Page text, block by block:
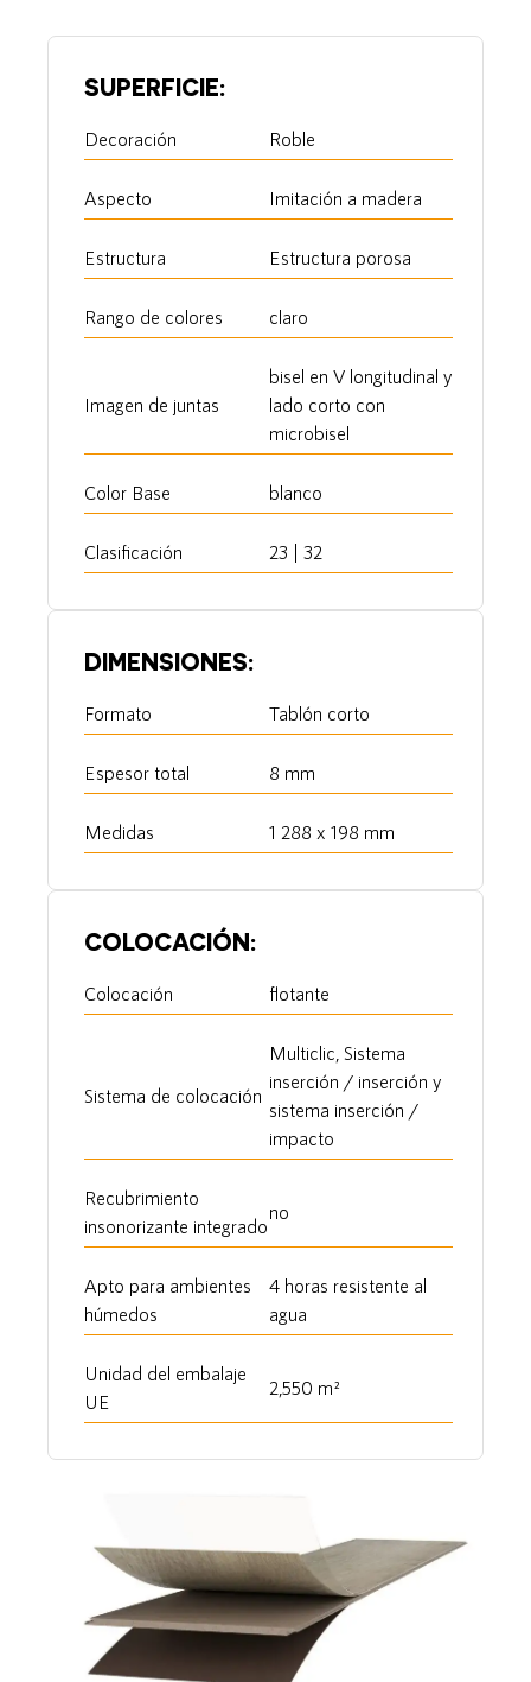
SUPERFICIE:
Decoración Roble
Aspecto Imitación a madera
Estructura Estructura porosa
Rango de colores claro
Imagen de juntas
bisel en V longitudinal y
lado corto con
microbisel
Color Base blanco
Clasificación 23 | 32
DIMENSIONES:
Formato Tablón corto
Espesor total 8 mm
Medidas 1 288 x 198 mm
COLOCACIÓN:
Colocación flotante
Sistema de colocación
Multiclic, Sistema
inserción / inserción y
sistema inserción /
impacto
Recubrimiento
insonorizante integrado
no
Apto para ambientes
húmedos
4 horas resistente al
agua
Unidad del embalaje
UE
2,550 m²